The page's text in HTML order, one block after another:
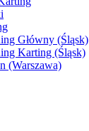
Główny (Śląsk)
Karting (Śląsk)
(Warszawa)